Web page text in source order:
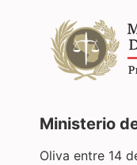
Ministerio
Oliva entre 14